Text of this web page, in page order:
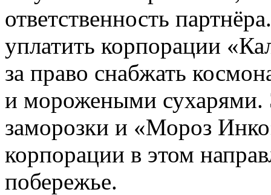
ответственность
уплатить корпорации
за право снабжать
и морожеными сухарями.
заморозки и «Мороз
корпорации в этом
побережье.